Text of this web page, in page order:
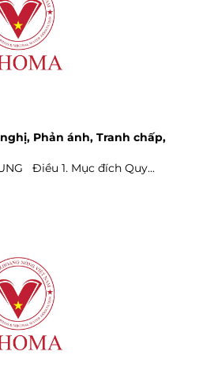
Phản ánh, Tranh chấp,
Điều 1. Mục đích Quy...